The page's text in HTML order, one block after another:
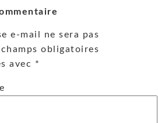
e-mail ne sera pas
champs obligatoires
avec *